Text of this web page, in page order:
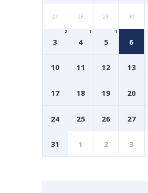
27 28 29 30
3
2
4
1
5
1
6
10 11 12 13
17 18 19 20
24 25 26 27
31 1 2 3